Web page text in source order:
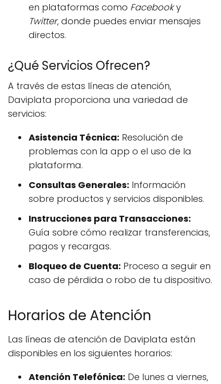
en plataformas como Facebooky
Twitter, donde puedes enviar mensajes
directos.
¿Qué Servicios Ofrecen?
A través de estas líneas de atención,
Daviplata proporciona una variedad de
servicios:
Asistencia Técnica: Resolución de
problemas con la app o el uso de la
plataforma.
Consultas Generales: Información
sobre productos y servicios disponibles.
Instrucciones para Transacciones:
Guía sobre cómo realizar transferencias,
pagos y recargas.
Bloqueo de Cuenta: Proceso a seguir en
caso de pérdida o robo de tu dispositivo.
Horarios de Atención
Las líneas de atención de Daviplata están
disponibles en los siguientes horarios:
Atención Telefónica: De lunes a viernes,